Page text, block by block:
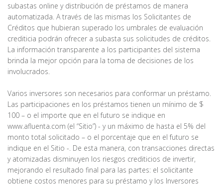
subastas online y distribución de préstamos de manera
automatizada. A través de las mismas los Solicitantes de
Créditos que hubieran superado los umbrales de evaluación
crediticia podrán ofrecer a subasta sus solicitudes de créditos.
La información transparente a los participantes del sistema
brinda la mejor opción para la toma de decisiones de los
involucrados.
Varios inversores son necesarios para conformar un préstamo.
Las participaciones en los préstamos tienen un mínimo de $
100 – o el importe que en el futuro se indique en
www.afluenta.com (el “Sitio”) - y un máximo de hasta el 5% del
monto total solicitado – o el porcentaje que en el futuro se
indique en el Sitio -. De esta manera, con transacciones directas
y atomizadas disminuyen los riesgos crediticios de invertir,
mejorando el resultado final para las partes: el solicitante
obtiene costos menores para su préstamo y los Inversores